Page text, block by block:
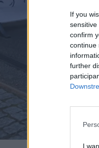
If you
confirm
continue
further
I